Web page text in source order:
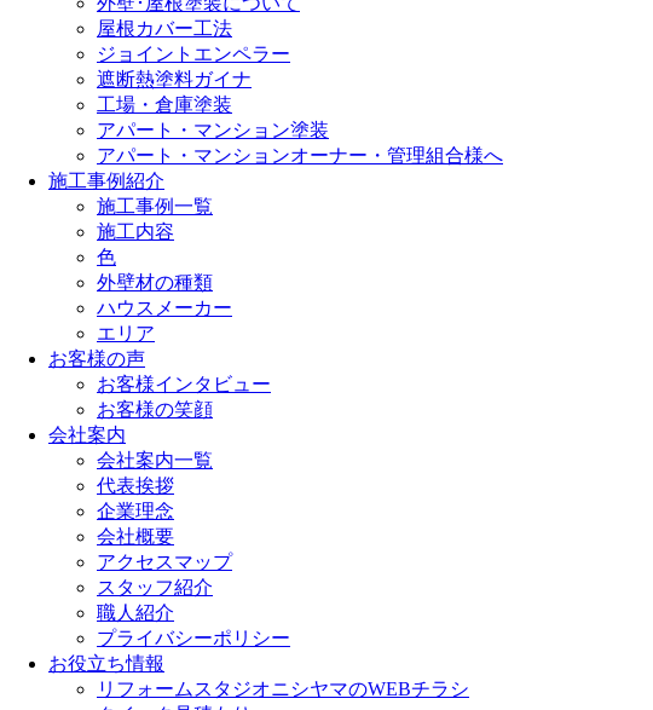
屋根カバー工法
ジョイントエンペラー
遮断熱塗料ガイナ
工場・倉庫塗装
アパート・マンション塗装
アパート・マンションオーナー・管理組合様へ
施工事例紹介
施工事例一覧
施工内容
色
外壁材の種類
ハウスメーカー
エリア
お客様の声
お客様インタビュー
お客様の笑顔
会社案内
会社案内一覧
代表挨拶
企業理念
会社概要
アクセスマップ
スタッフ紹介
職人紹介
プライバシーポリシー
お役立ち情報
リフォームスタジオニシヤマのWEBチラシ